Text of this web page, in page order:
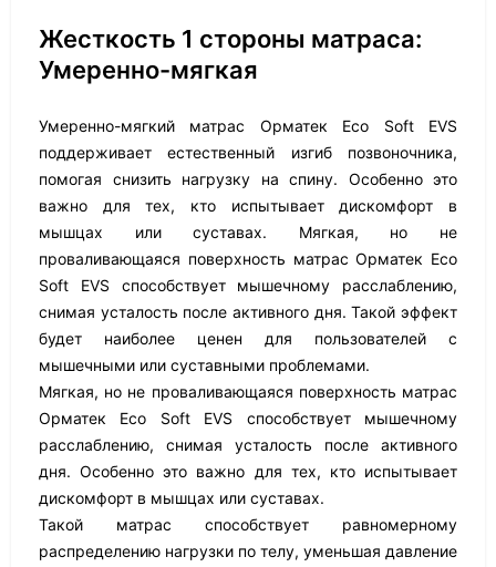
Жесткость 1 стороны матраса:
Умеренно-мягкая
Умеренно-мягкий матрас Орматек Eco Soft EVS
поддерживает естественный изгиб позвоночника,
помогая снизить нагрузку на спину. Особенно это
важно для тех, кто испытывает дискомфорт в
мышцах или суставах. Мягкая, но не
проваливающаяся поверхность матрас Орматек Eco
Soft EVS способствует мышечному расслаблению,
снимая усталость после активного дня. Такой эффект
будет наиболее ценен для пользователей с
мышечными или суставными проблемами.
Мягкая, но не проваливающаяся поверхность матрас
Орматек Eco Soft EVS способствует мышечному
расслаблению, снимая усталость после активного
дня. Особенно это важно для тех, кто испытывает
дискомфорт в мышцах или суставах.
Такой матрас способствует равномерному
распределению нагрузки по телу, уменьшая давление